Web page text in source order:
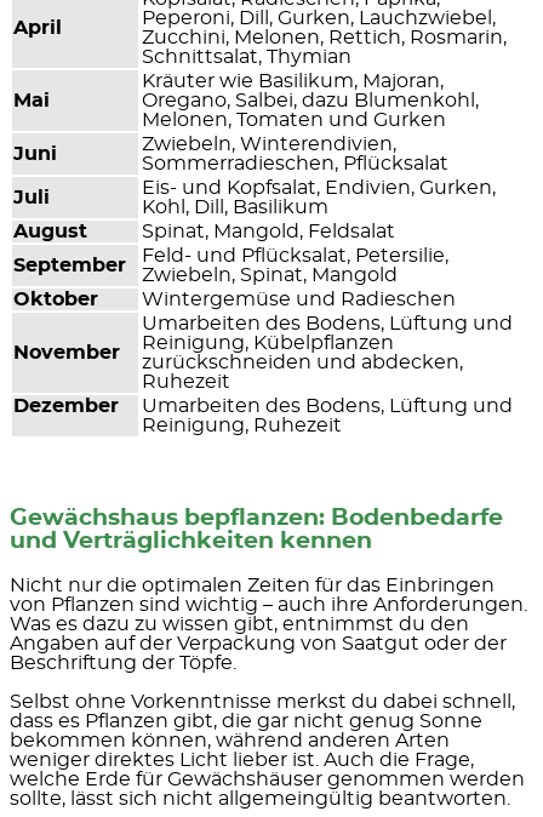
April
Peperoni, Dill, Gurken, Lauchzwiebel,
Zucchini, Melonen, Rettich, Rosmarin,
Schnittsalat, Thymian
Mai
Kräuter wie Basilikum, Majoran,
Oregano, Salbei, dazu Blumenkohl,
Melonen, Tomaten und Gurken
Juni
Zwiebeln, Winterendivien,
Sommerradieschen, Pflücksalat
Juli
Eis- und Kopfsalat, Endivien, Gurken,
Kohl, Dill, Basilikum
August
Spinat, Mangold, Feldsalat
September
Feld- und Pflücksalat, Petersilie,
Zwiebeln, Spinat, Mangold
Oktober
Wintergemüse und Radieschen
November
Umarbeiten des Bodens, Lüftung und
Reinigung, Kübelpflanzen
zurückschneiden und abdecken,
Ruhezeit
Dezember
Umarbeiten des Bodens, Lüftung und
Reinigung, Ruhezeit
Gewächshaus bepflanzen: Bodenbedarfe
und Verträglichkeiten kennen
Nicht nur die optimalen Zeiten für das Einbringen
von Pflanzen sind wichtig – auch ihre Anforderungen.
Was es dazu zu wissen gibt, entnimmst du den
Angaben auf der Verpackung von Saatgut oder der
Beschriftung der Töpfe.
Selbst ohne Vorkenntnisse merkst du dabei schnell,
dass es Pflanzen gibt, die gar nicht genug Sonne
bekommen können, während anderen Arten
weniger direktes Licht lieber ist. Auch die Frage,
welche Erde für Gewächshäuser genommen werden
sollte, lässt sich nicht allgemeingültig beantworten.